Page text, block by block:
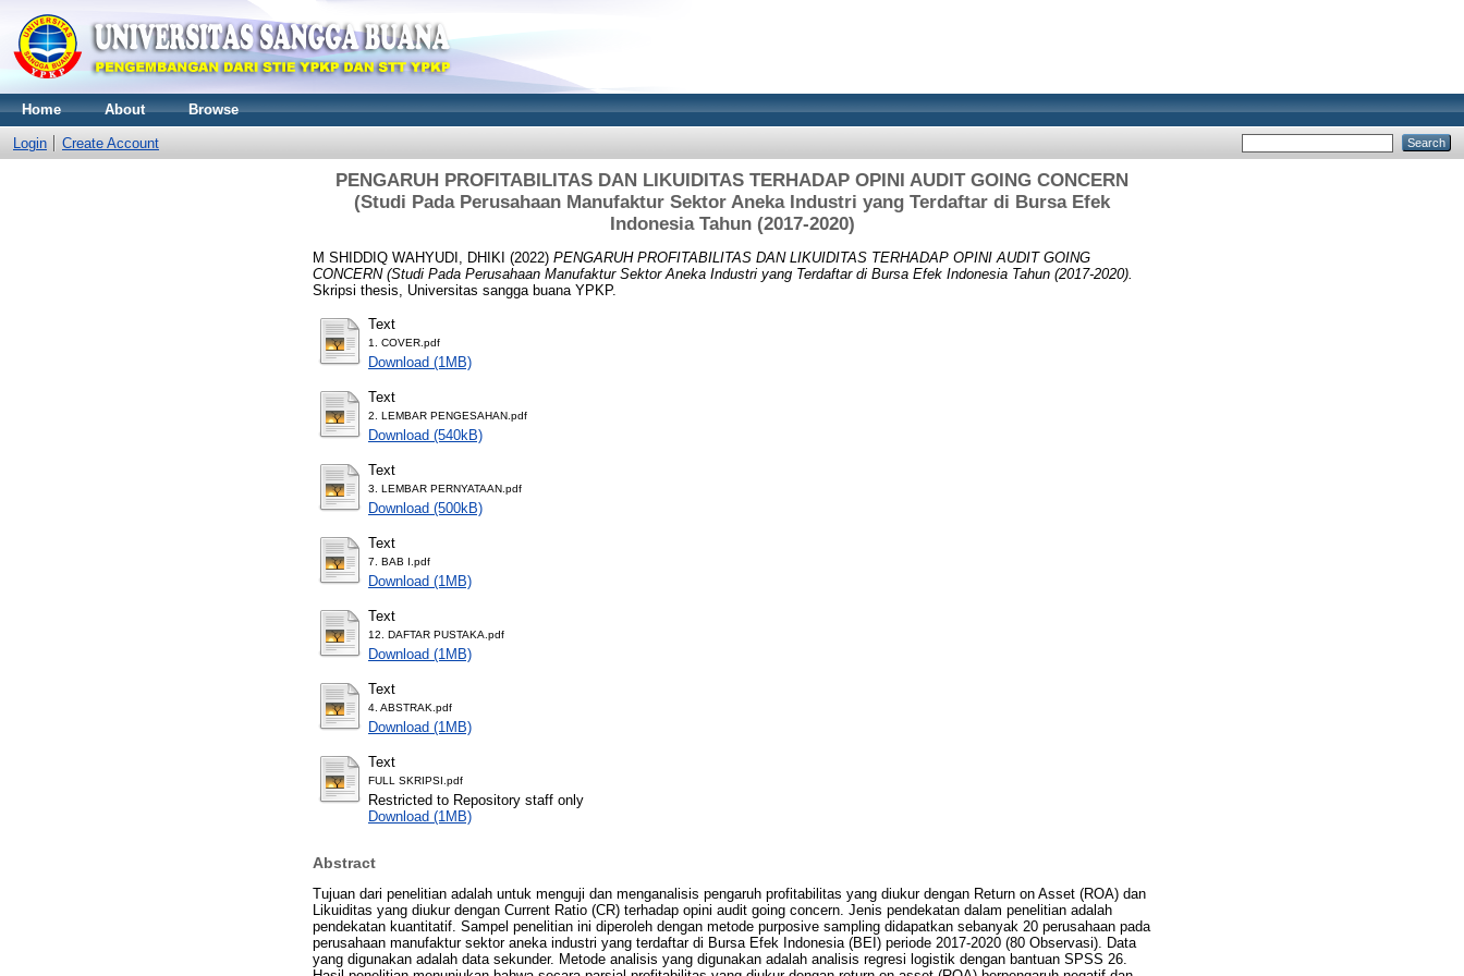
Home About Browse
Login Create Account
PENGARUH PROFITABILITAS DAN LIKUIDITAS TERHADAP OPINI AUDIT GOING CONCERN
(Studi Pada Perusahaan Manufaktur Sektor Aneka Industri yang Terdaftar di Bursa Efek
Indonesia Tahun (2017-2020)
M SHIDDIQ WAHYUDI, DHIKI (2022) PENGARUH PROFITABILITAS DAN LIKUIDITAS TERHADAP OPINI AUDIT GOING
CONCERN (Studi Pada Perusahaan Manufaktur Sektor Aneka Industri yang Terdaftar di Bursa Efek Indonesia Tahun (2017-2020).
Skripsi thesis, Universitas sangga buana YPKP.
Text
1. COVER.pdf
Download (1MB)
Text
2. LEMBAR PENGESAHAN.pdf
Download (540kB)
Text
3. LEMBAR PERNYATAAN.pdf
Download (500kB)
Text
7. BAB I.pdf
Download (1MB)
Text
12. DAFTAR PUSTAKA.pdf
Download (1MB)
Text
4. ABSTRAK.pdf
Download (1MB)
Text
FULL SKRIPSI.pdf
Restricted to Repository staff only
Download (1MB)
Abstract
Tujuan dari penelitian adalah untuk menguji dan menganalisis pengaruh profitabilitas yang diukur dengan Return on Asset (ROA) dan
Likuiditas yang diukur dengan Current Ratio (CR) terhadap opini audit going concern. Jenis pendekatan dalam penelitian adalah
pendekatan kuantitatif. Sampel penelitian ini diperoleh dengan metode purposive sampling didapatkan sebanyak 20 perusahaan pada
perusahaan manufaktur sektor aneka industri yang terdaftar di Bursa Efek Indonesia (BEI) periode 2017-2020 (80 Observasi). Data
yang digunakan adalah data sekunder. Metode analisis yang digunakan adalah analisis regresi logistik dengan bantuan SPSS 26.